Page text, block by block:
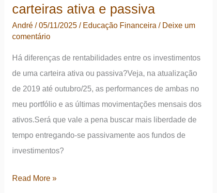
carteiras
–
atualização
carteiras ativa e passiva
André/05/11/2025/ Educação Financeira / Deixe um
comentário
Há diferenças de rentabilidades entre os investimentos
de uma carteira ativa ou passiva?Veja, na atualização
de 2019 até outubro/25, as performances de ambas no
meu portfólio e as últimas movimentações mensais dos
ativos.Será que vale a pena buscar mais liberdade de
tempo entregando-se passivamente aos fundos de
investimentos?
Rentabilidade
Read More »